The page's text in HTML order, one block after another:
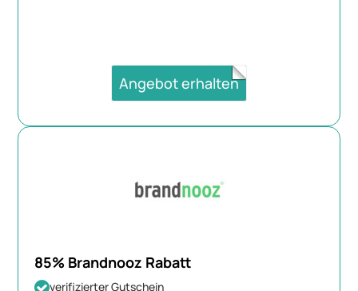
Angebot erhalten
85% Brandnooz Rabatt
verifizierter Gutschein